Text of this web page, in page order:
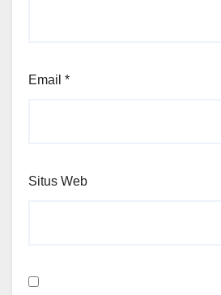
Email *
Situs Web